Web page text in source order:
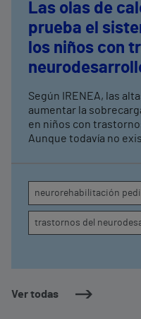
Ver todas
Las olas de
prueba el
los niños con
expertos en
pediátrica de
Según IRENEA, las
aumentar la
en niños con
Aunque todavía no
atención, la
conducta
neurorehabilitación
trastornos del